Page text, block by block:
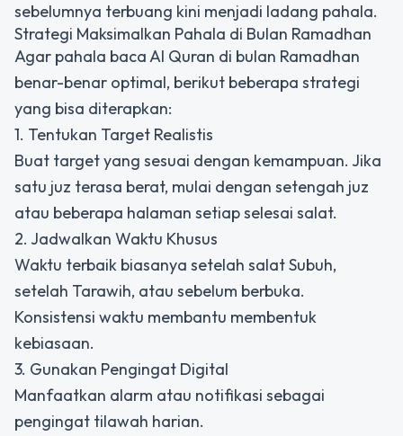
sebelumnya terbuang kini menjadi ladang pahala.
Strategi Maksimalkan Pahala di Bulan Ramadhan
Agar pahala baca Al Quran di bulan Ramadhan
benar-benar optimal, berikut beberapa strategi
yang bisa diterapkan:
1. Tentukan Target Realistis
Buat target yang sesuai dengan kemampuan. Jika
satu juz terasa berat, mulai dengan setengah juz
atau beberapa halaman setiap selesai salat.
2. Jadwalkan Waktu Khusus
Waktu terbaik biasanya setelah salat Subuh,
setelah Tarawih, atau sebelum berbuka.
Konsistensi waktu membantu membentuk
kebiasaan.
3. Gunakan Pengingat Digital
Manfaatkan alarm atau notifikasi sebagai
pengingat tilawah harian.